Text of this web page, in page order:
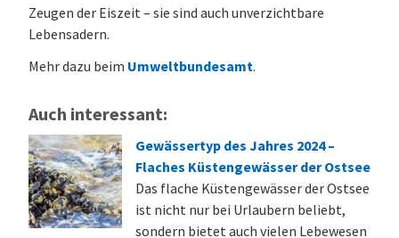
Zeugen der Eiszeit – sie sind auch unverzichtbare
Lebensadern.
Mehr dazu beim Umweltbundesamt.
Auch interessant:
Gewässertyp des Jahres 2024 –
Flaches Küstengewässer der Ostsee
Das flache Küstengewässer der Ostsee
ist nicht nur bei Urlaubern beliebt,
sondern bietet auch vielen Lebewesen